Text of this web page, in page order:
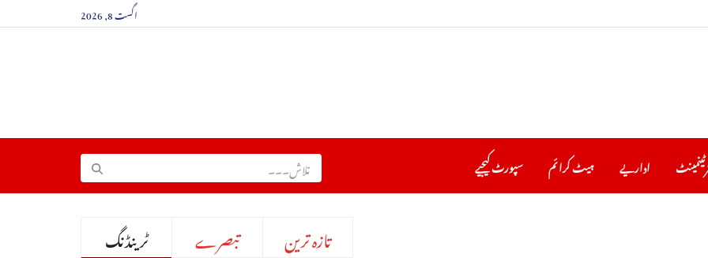
اگست 8, 2026
اداریے ہیٹ کرا ئم سپورٹ کیجیے
ٹرینڈنگ تبصرے تازہ ترین